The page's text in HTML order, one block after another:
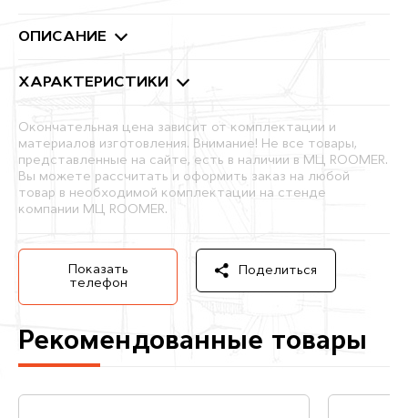
ОПИСАНИЕ
ХАРАКТЕРИСТИКИ
Окончательная цена зависит от комплектации и
материалов изготовления. Внимание! Не все товары,
представленные на сайте, есть в наличии в МЦ ROOMER.
Вы можете рассчитать и оформить заказ на любой
товар в необходимой комплектации на стенде
компании МЦ ROOMER.
Показать
телефон
Поделиться
Рекомендованные товары